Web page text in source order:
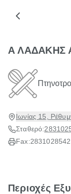
Α ΛΑΔΑΚΗΣ
Ιωνίας 15,
Σταθερό:
Fax:2831028542
Περιοχές